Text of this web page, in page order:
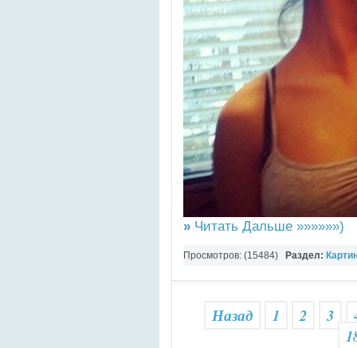
» Читать Дальше »»»»»»)
Просмотров: (15484) Раздел:
Назад 1 2 3